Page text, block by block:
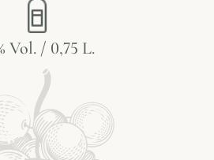
Vol. / 0,75 L.